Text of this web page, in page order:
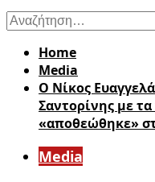
Αναζήτηση
για:
Home
Media
Ο Νίκος
Σαντορίνης με
«αποθεώθηκε»
Media